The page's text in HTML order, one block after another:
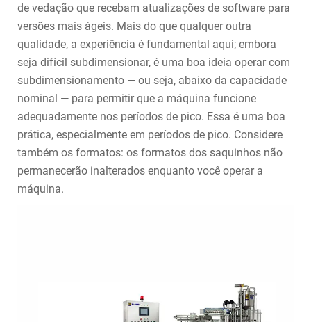
de vedação que recebam atualizações de software para
versões mais ágeis. Mais do que qualquer outra
qualidade, a experiência é fundamental aqui; embora
seja difícil subdimensionar, é uma boa ideia operar com
subdimensionamento — ou seja, abaixo da capacidade
nominal — para permitir que a máquina funcione
adequadamente nos períodos de pico. Essa é uma boa
prática, especialmente em períodos de pico. Considere
também os formatos: os formatos dos saquinhos não
permanecerão inalterados enquanto você operar a
máquina.